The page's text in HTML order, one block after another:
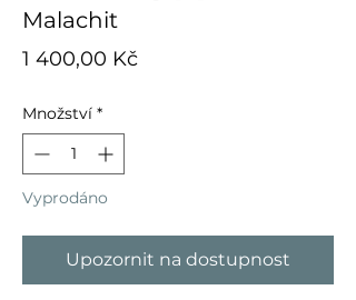
Malachit
1 400,00 KčCena
Množství *
Vyprodáno
Upozornit na dostupnost